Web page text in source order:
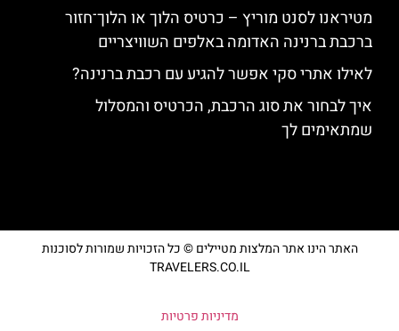
מטיראנו לסנט מוריץ – כרטיס הלוך או הלוך־חזור
ברכבת ברנינה האדומה באלפים השוויצריים
לאילו אתרי סקי אפשר להגיע עם רכבת ברנינה?
איך לבחור את סוג הרכבת, הכרטיס והמסלול
שמתאימים לך
האתר הינו אתר המלצות מטיילים © כל הזכויות שמורות לסוכנות
TRAVELERS.CO.IL
מדיניות פרטיות